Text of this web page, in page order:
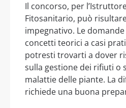
Il concorso, per
Fitosanitario, può
impegnativo. Le
concetti teorici a casi
potresti trovarti a dover
sulla gestione dei rifiuti o
malattie delle piante. La
richiede una buona